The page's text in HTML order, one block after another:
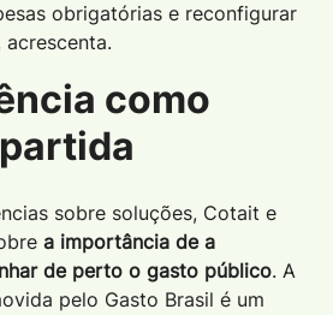
obrigatórias e reconfigurar
acrescenta.
como
sobre soluções, Cotait e
a importância de a
de perto o gasto público. A
pelo Gasto Brasil é um